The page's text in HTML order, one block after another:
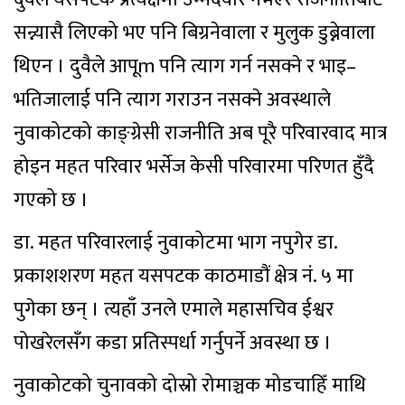
सन्न्यासै लिएको भए पनि बिग्रनेवाला र मुलुक डुब्नेवाला
थिएन । दुवैले आपूm पनि त्याग गर्न नसक्ने र भाइ–
भतिजालाई पनि त्याग गराउन नसक्ने अवस्थाले
नुवाकोटको काङ्ग्रेसी राजनीति अब पूरै परिवारवाद मात्र
होइन महत परिवार भर्सेज केसी परिवारमा परिणत हुँदै
गएको छ ।
डा. महत परिवारलाई नुवाकोटमा भाग नपुगेर डा.
प्रकाशशरण महत यसपटक काठमाडौं क्षेत्र नंं. ५ मा
पुगेका छन् । त्यहाँ उनले एमाले महासचिव ईश्वर
पोखरेलसँग कडा प्रतिस्पर्धा गर्नुपर्ने अवस्था छ ।
नुवाकोटको चुनावको दोस्रो रोमाञ्चक मोडचाहिँ माथि